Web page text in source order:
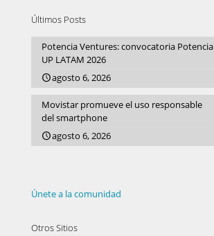
Últimos Posts
Potencia Ventures: convocatoria Potencia
UP LATAM 2026
agosto 6, 2026
Movistar promueve el uso responsable
del smartphone
agosto 6, 2026
Únete a la comunidad
Otros Sitios